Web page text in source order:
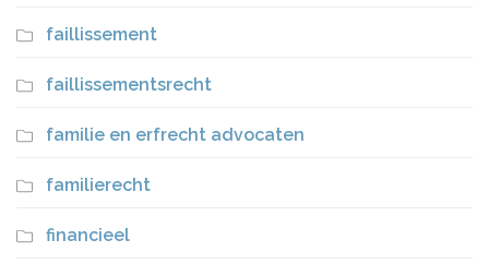
faillissement
faillissementsrecht
familie en erfrecht advocaten
familierecht
financieel